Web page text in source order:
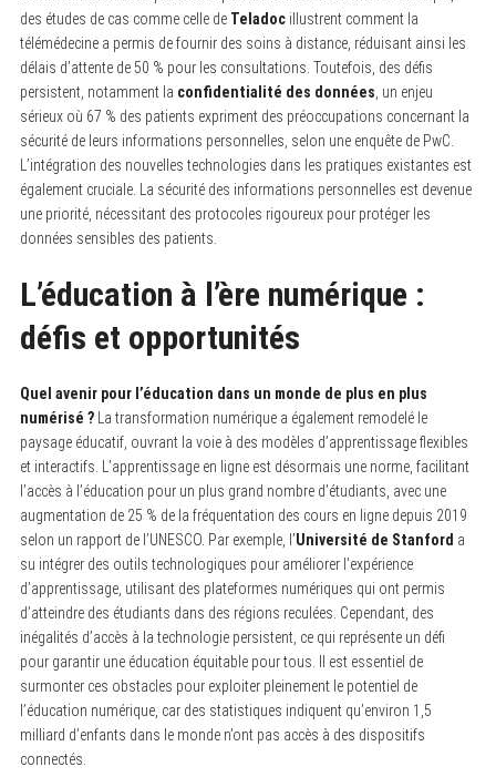
des études de cas comme celle de Teladocillustrent comment la
télémédecine a permis de fournir des soins à distance, réduisant ainsi les
délais d’attente de 50 % pour les consultations. Toutefois, des défis
persistent, notamment la confidentialité des données, un enjeu
sérieux où 67 % des patients expriment des préoccupations concernant la
sécurité de leurs informations personnelles, selon une enquête de PwC.
L’intégration des nouvelles technologies dans les pratiques existantes est
également cruciale. La sécurité des informations personnelles est devenue
une priorité, nécessitant des protocoles rigoureux pour protéger les
données sensibles des patients.
L’éducation à l’ère numérique :
défis et opportunités
Quel avenir pour l’éducation dans un monde de plus en plus
numérisé ?La transformation numérique a également remodelé le
paysage éducatif, ouvrant la voie à des modèles d’apprentissage flexibles
et interactifs. L’apprentissage en ligne est désormais une norme, facilitant
l’accès à l’éducation pour un plus grand nombre d’étudiants, avec une
augmentation de 25 % de la fréquentation des cours en ligne depuis 2019
selon un rapport de l’UNESCO. Par exemple, l’Université de Stanford a
su intégrer des outils technologiques pour améliorer l’expérience
d’apprentissage, utilisant des plateformes numériques qui ont permis
d’atteindre des étudiants dans des régions reculées. Cependant, des
inégalités d’accès à la technologie persistent, ce qui représente un défi
pour garantir une éducation équitable pour tous. Il est essentiel de
surmonter ces obstacles pour exploiter pleinement le potentiel de
l’éducation numérique, car des statistiques indiquent qu’environ 1,5
milliard d’enfants dans le monde n’ont pas accès à des dispositifs
connectés.